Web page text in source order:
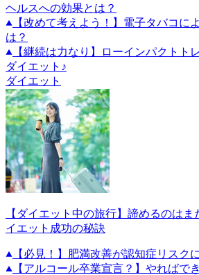
ヘルスへの効果とは？
【改めて考えよう！】電子タバコに
は？
【継続は力なり】ローインパクトト
ダイエット♪
ダイエット
【ダイエット中の旅行】諦めるのは
イエット成功の秘訣
【必見！】肥満改善が認知症リスク
【アルコール卒業宣言？】やればで